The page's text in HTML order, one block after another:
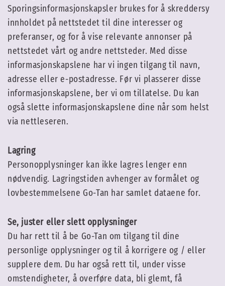
Sporingsinformasjonskapsler brukes for å skreddersy
innholdet på nettstedet til dine interesser og
preferanser, og for å vise relevante annonser på
nettstedet vårt og andre nettsteder. Med disse
informasjonskapslene har vi ingen tilgang til navn,
adresse eller e-postadresse. Før vi plasserer disse
informasjonskapslene, ber vi om tillatelse. Du kan
også slette informasjonskapslene dine når som helst
via nettleseren.
Lagring
Personopplysninger kan ikke lagres lenger enn
nødvendig. Lagringstiden avhenger av formålet og
lovbestemmelsene Go-Tan har samlet dataene for.
Se, juster eller slett opplysninger
Du har rett til å be Go-Tan om tilgang til dine
personlige opplysninger og til å korrigere og / eller
supplere dem. Du har også rett til, under visse
omstendigheter, å overføre data, bli glemt, få